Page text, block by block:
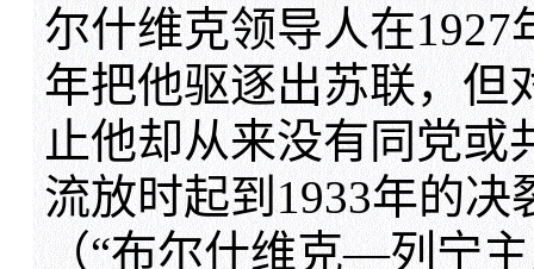
尔什维克领导人在1927
年把他驱逐出苏联，但
止他却从来没有同党或
流放时起到1933年的
（“布尔什维克—列宁